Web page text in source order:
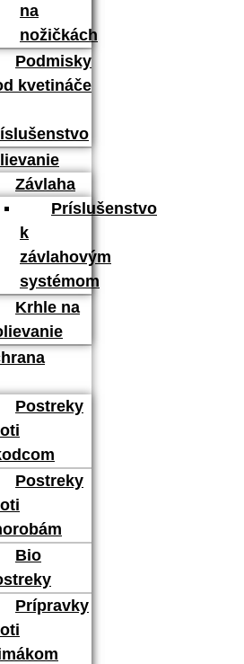
na
nožičkách
Podmisky
kvetináče
Závlaha
Príslušenstvo
k
závlahovým
systémom
Krhle na
Postreky
Postreky
Bio
Prípravky